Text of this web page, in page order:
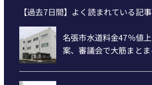
【過去7日間】よく読まれている記事